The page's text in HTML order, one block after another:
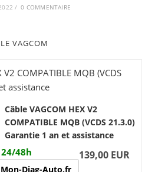
/ 0 COMMENTAIRE
VAGCOM
Câble VAGCOM HEX V2
COMPATIBLE MQB (VCDS 21.3.0)
Garantie 1 an et assistance
48h 139,00 EUR
Diag-Auto.fr